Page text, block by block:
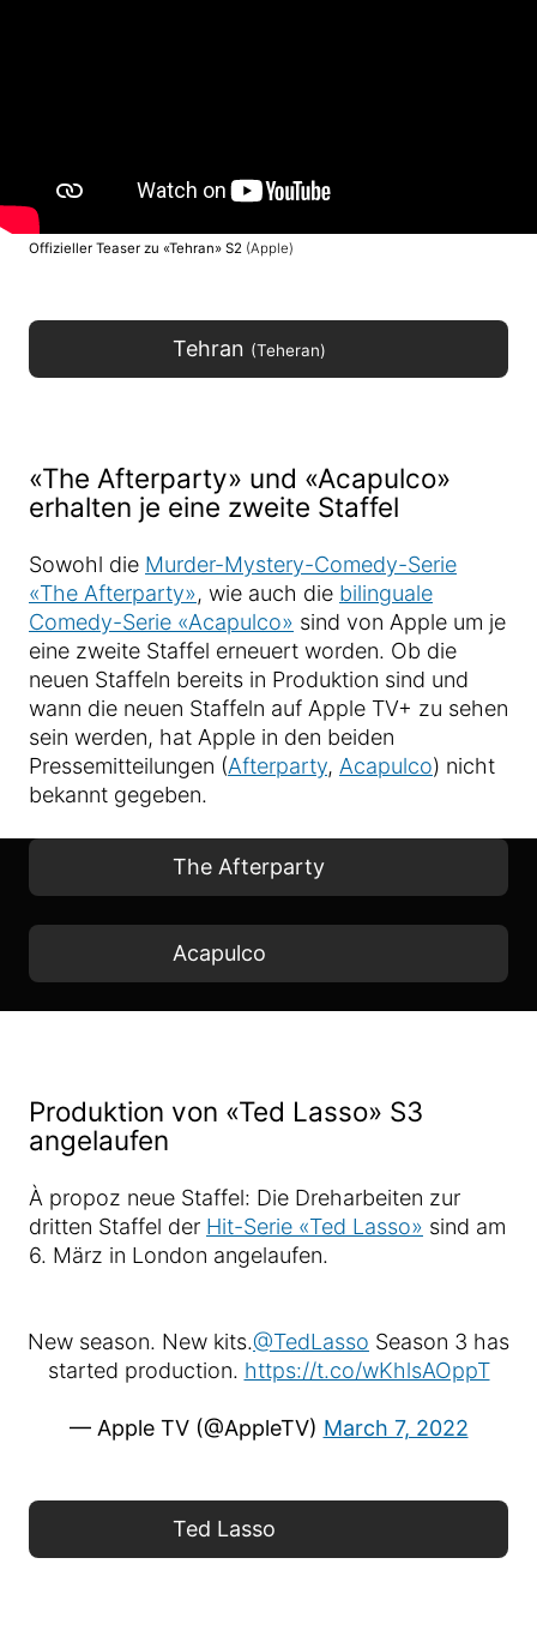
Offizieller Teaser zu «Tehran» S2 (Apple)
Tehran (Teheran)
«The Afterparty» und «Acapulco»
erhalten je eine zweite Staffel
Sowohl die Murder-Mystery-Comedy-Serie
«The Afterparty», wie auch die bilinguale
Comedy-Serie «Acapulco» sind von Apple um je
eine zweite Staffel erneuert worden. Ob die
neuen Staffeln bereits in Produktion sind und
wann die neuen Staffeln auf Apple TV+ zu sehen
sein werden, hat Apple in den beiden
Pressemitteilungen (Afterparty, Acapulco) nicht
bekannt gegeben.
The Afterparty
Acapulco
Produktion von «Ted Lasso» S3
angelaufen
À propoz neue Staffel: Die Dreharbeiten zur
dritten Staffel der Hit-Serie «Ted Lasso» sind am
6. März in London angelaufen.
New season. New kits.@TedLasso Season 3 has
started production. https://t.co/wKhlsAOppT
— Apple TV (@AppleTV) March 7, 2022
Ted Lasso